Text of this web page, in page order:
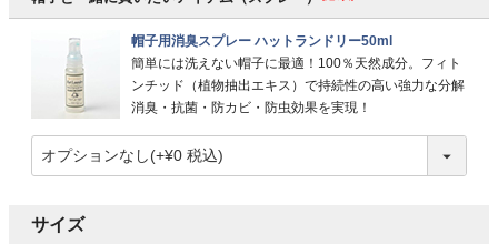
帽子用消臭スプレー ハットランドリー50ml
簡単には洗えない帽子に最適！100％天然成分。フィト
ンチッド（植物抽出エキス）で持続性の高い強力な分解
消臭・抗菌・防カビ・防虫効果を実現！
サイズ